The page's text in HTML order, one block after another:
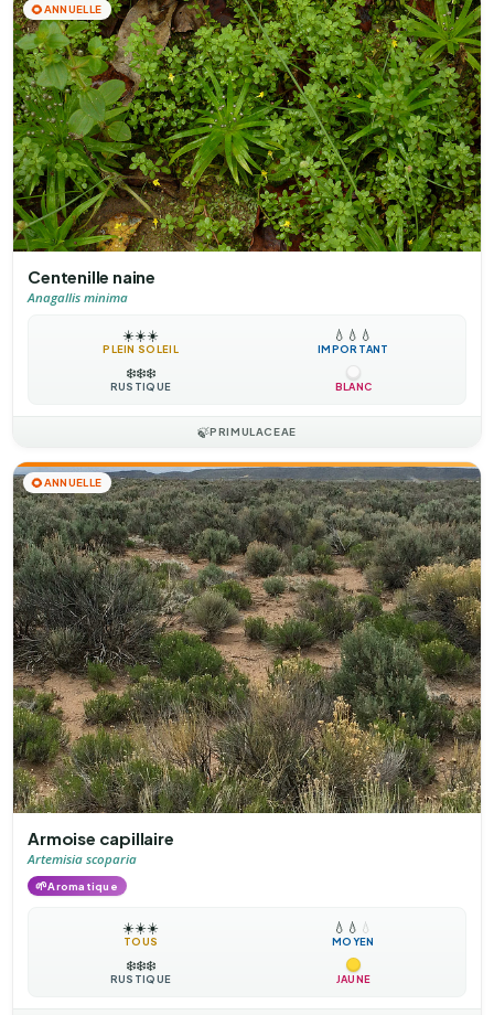
🌻ANNUELLE
Centenille naine
Anagallis minima
☀️☀️☀️
PLEIN SOLEIL
💧 💧 💧
IMPORTANT
❄️❄️❄️
RUSTIQUE BLANC
🍃PRIMULACEAE
🌻ANNUELLE
Armoise capillaire
Artemisia scoparia
🌱Aromatique
☀️☀️☀️
TOUS
💧 💧 💧
MOYEN
❄️❄️❄️
RUSTIQUE JAUNE